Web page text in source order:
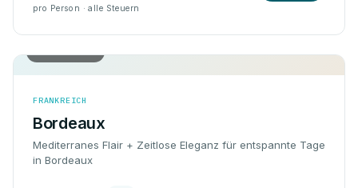
pro Person · alle Steuern
FRANKREICH
Bordeaux
Mediterranes Flair + Zeitlose Eleganz für entspannte Tage
in Bordeaux